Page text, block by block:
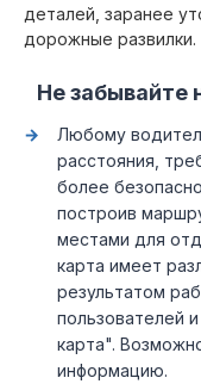
деталей, заранее
дорожные развилки.
Не забывайте
Любому
расстояния,
более
построив
местами для
карта имеет
результатом
пользователей
карта".
информацию.